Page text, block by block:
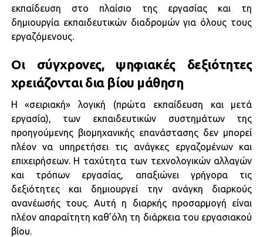
εκπαίδευση στο πλαίσιο της εργασίας και τη
δημιουργία εκπαιδευτικών διαδρομών για όλους τους
εργαζόμενους.
Οι σύγχρονες, ψηφιακές δεξιότητες
χρειάζονται δια βίου μάθηση
Η «σειριακή» λογική (πρώτα εκπαίδευση και μετά
εργασία), των εκπαιδευτικών συστημάτων της
προηγούμενης βιομηχανικής επανάστασης δεν μπορεί
πλέον να υπηρετήσει τις ανάγκες εργαζομένων και
επιχειρήσεων. Η ταχύτητα των τεχνολογικών αλλαγών
και τρόπων εργασίας, απαξιώνει γρήγορα τις
δεξιότητες και δημιουργεί την ανάγκη διαρκούς
ανανέωσής τους. Αυτή η διαρκής προσαρμογή είναι
πλέον απαραίτητη καθ’όλη τη διάρκεια του εργασιακού
βίου.